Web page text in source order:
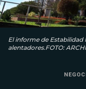
El informe de Estabilidad
alentadores.FOTO: